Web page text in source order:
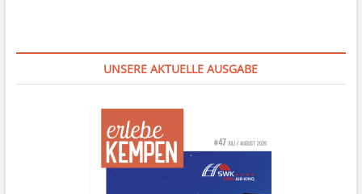
UNSERE AKTUELLE AUSGABE